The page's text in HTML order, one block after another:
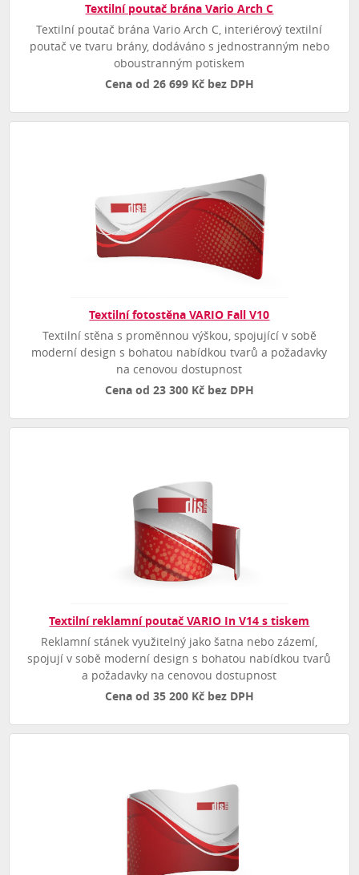
Textilní poutač brána Vario Arch C
Textilní poutač brána Vario Arch C, interiérový textilní
poutač ve tvaru brány, dodáváno s jednostranným nebo
oboustranným potiskem
Cena od 26 699 Kč bez DPH
Textilní fotostěna VARIO Fall V10
Textilní stěna s proměnnou výškou, spojující v sobě
moderní design s bohatou nabídkou tvarů a požadavky
na cenovou dostupnost
Cena od 23 300 Kč bez DPH
Textilní reklamní poutač VARIO In V14 s tiskem
Reklamní stánek využitelný jako šatna nebo zázemí,
spojují v sobě moderní design s bohatou nabídkou tvarů
a požadavky na cenovou dostupnost
Cena od 35 200 Kč bez DPH